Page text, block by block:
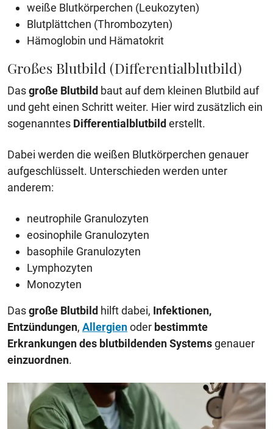
weiße Blutkörperchen (Leukozyten)
Blutplättchen (Thrombozyten)
Hämoglobin und Hämatokrit
Großes Blutbild (Differentialblutbild)
Dasgroße Blutbild baut auf dem kleinen Blutbild auf
und geht einen Schritt weiter. Hier wird zusätzlich ein
sogenanntes Differentialblutbilderstellt.
Dabei werden die weißen Blutkörperchen genauer
aufgeschlüsselt. Unterschieden werden unter
anderem:
neutrophile Granulozyten
eosinophile Granulozyten
basophile Granulozyten
Lymphozyten
Monozyten
Dasgroße Blutbild hilft dabei, Infektionen,
Entzündungen, Allergienoder bestimmte
Erkrankungen des blutbildenden Systemsgenauer
einzuordnen.